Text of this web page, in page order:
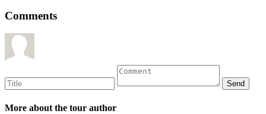
Comments
More about the tour author